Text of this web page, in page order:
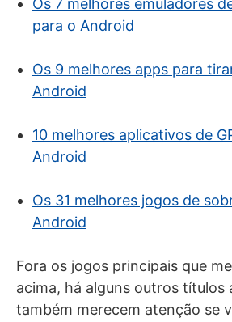
Os 7 melhores emuladores
para o Android
Os 9 melhores apps para
Android
10 melhores aplicativos de
Android
Os 31 melhores jogos de
Android
Fora os jogos principais que
acima, há alguns outros títulos
também merecem atenção se